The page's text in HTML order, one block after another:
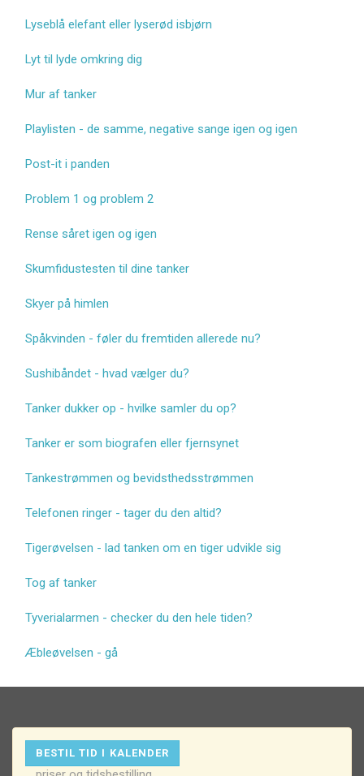
Lyseblå elefant eller lyserød isbjørn
Lyt til lyde omkring dig
Mur af tanker
Playlisten - de samme, negative sange igen og igen
Post-it i panden
Problem 1 og problem 2
Rense såret igen og igen
Skumfidustesten til dine tanker
Skyer på himlen
Spåkvinden - føler du fremtiden allerede nu?
Sushibåndet - hvad vælger du?
Tanker dukker op - hvilke samler du op?
Tanker er som biografen eller fjernsynet
Tankestrømmen og bevidsthedsstrømmen
Telefonen ringer - tager du den altid?
Tigerøvelsen - lad tanken om en tiger udvikle sig
Tog af tanker
Tyverialarmen - checker du den hele tiden?
Æbleøvelsen - gå
BESTIL TID I KALENDER